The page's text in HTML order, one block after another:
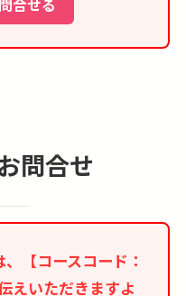
はございません。
問合せ
【コースコード：
えいただきますよ